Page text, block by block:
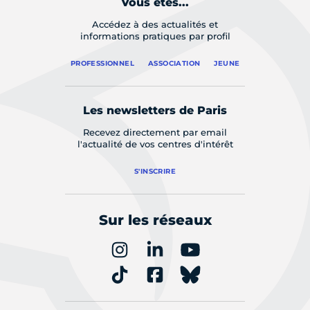
Accédez à des actualités et
informations pratiques par profil
PROFESSIONNEL ASSOCIATION JEUNE
Les newsletters de Paris
Recevez directement par email
l'actualité de vos centres d'intérêt
S'INSCRIRE
Sur les réseaux